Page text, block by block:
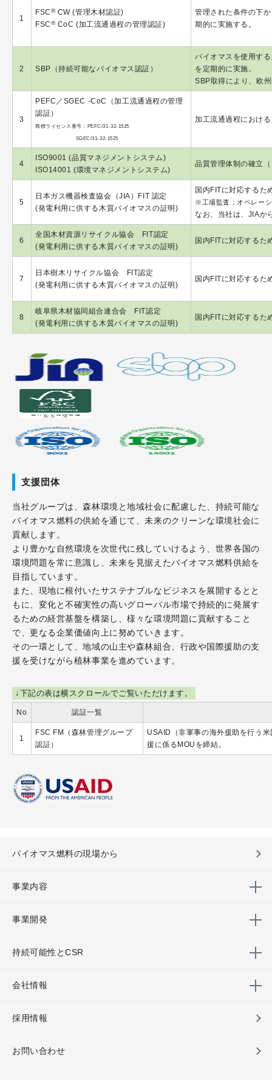
1
FSC®CW (管理木材認証)
FSC®CoC (加工流通過程の管理認証)
管理された条件の下
期的に実施する。
2 SBP（持続可能なバイオマス認証）
バイオマスを使用す
を定期的に実施。
SBP取得により、欧
3
PEFC／SGEC -CoC（加工流通過程の管理
認証）
商標ライセンス番号：PEFC/31-32-1525
SGEC/31-32-1525
加工流通過程におけ
4
ISO9001 (品質マネジメントシステム)
ISO14001 (環境マネジメントシステム)
品質管理体制の確立
5
日本ガス機器検査協会（JIA）FIT 認定
(発電利用に供する木質バイオマスの証明)
国内FITに対応するた
※工場監査：オペレー
なお、当社は、JIAか
6
全国木材資源リサイクル協会 FIT認定
(発電利用に供する木質バイオマスの証明)
国内FITに対応するた
7
日本樹木リサイクル協会 FIT認定
(発電利用に供する木質バイオマスの証明)
国内FITに対応するた
8
岐阜県木材協同組合連合会 FIT認定
(発電利用に供する木質バイオマスの証明)
国内FITに対応するた
支援団体
当社グループは、森林環境と地域社会に配慮した、持続可能な
バイオマス燃料の供給を通じて、未来のクリーンな環境社会に
貢献します。
より豊かな自然環境を次世代に残していけるよう、世界各国の
環境問題を常に意識し、未来を見据えたバイオマス燃料供給を
目指しています。
また、現地に根付いたサステナブルなビジネスを展開するとと
もに、変化と不確実性の高いグローバル市場で持続的に発展す
るための経営基盤を構築し、様々な環境問題に貢献すること
で、更なる企業価値向上に努めていきます。
その一環として、地域の山主や森林組合、行政や国際援助の支
援を受けながら植林事業を進めています。
下記の表は横スクロールでご覧いただけます。
No 認証一覧
1
FSC FM（森林管理グループ
認証）
USAID（非軍事の海外援助を行う
援に係るMOUを締結。
バイオマス燃料の現場から
事業内容
事業開発
持続可能性とCSR
会社情報
採用情報
お問い合わせ